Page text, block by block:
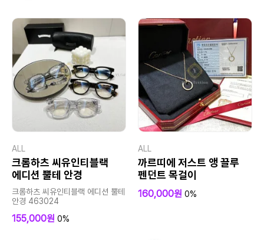
ALL
크롬하츠 씨유인티블랙
에디션 뿔테 안경
크롬하츠 씨유인티블랙 에디션 뿔테
안경 463024
155,000원 0%
ALL
까르띠에 저스트 앵 끌루
펜던트 목걸이
160,000원 0%